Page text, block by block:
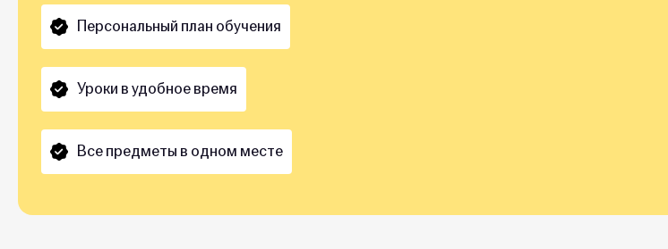
Персональный план обучения
Уроки в удобное время
Все предметы в одном месте